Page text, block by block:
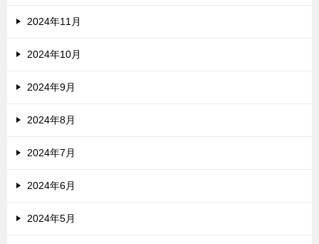
2024年11月
2024年10月
2024年9月
2024年8月
2024年7月
2024年6月
2024年5月